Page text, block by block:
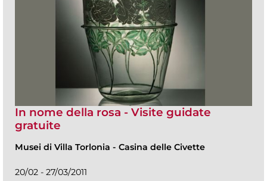
In nome della rosa - Visite guidate
gratuite
Musei di Villa Torlonia - Casina delle Civette
20/02 - 27/03/2011